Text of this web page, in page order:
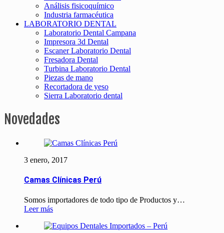
Análisis fisicoquímico
Industria farmacéutica
LABORATORIO DENTAL
Laboratorio Dental Campana
Impresora 3d Dental
Escaner Laboratorio Dental
Fresadora Dental
Turbina Laboratorio Dental
Piezas de mano
Recortadora de yeso
Sierra Laboratorio dental
Novedades
3 enero, 2017
Camas Clínicas Perú
Somos importadores de todo tipo de Productos y…
Leer más